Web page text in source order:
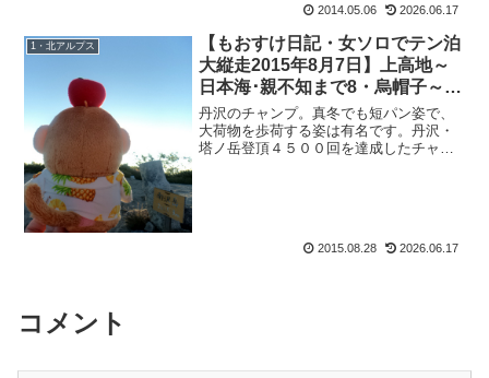
モノの持つエネルギーが停滞するから運
2014.05.06 2026.06.17
1・北アルプス
【もおすけ日記・女ソロでテン泊
大縦走2015年8月7日】上高地～
日本海･親不知まで8・烏帽子～船
窪＆身を守るホイッスル
丹沢のチャンプ。真冬でも短パン姿で、
大荷物を歩荷する姿は有名です。丹沢・
塔ノ岳登頂４５００回を達成したチャン
2015.08.28 2026.06.17
コメント